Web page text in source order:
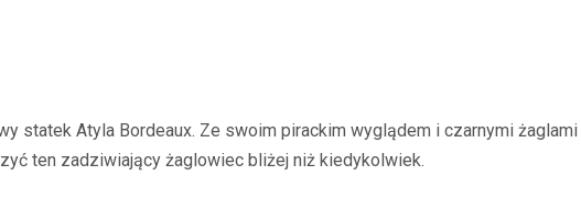
statek Atyla Bordeaux. Ze swoim pirackim wyglądem i czarnymi
ten zadziwiający żaglowiec bliżej niż kiedykolwiek.